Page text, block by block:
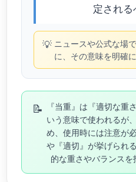
定される
💡 ニュースや公式な場
に、その意味を明確
📝
『当重』は『適切な重
いう意味で使われるが
め、使用時には注意が
や『適切』が挙げられ
的な重さやバランスを